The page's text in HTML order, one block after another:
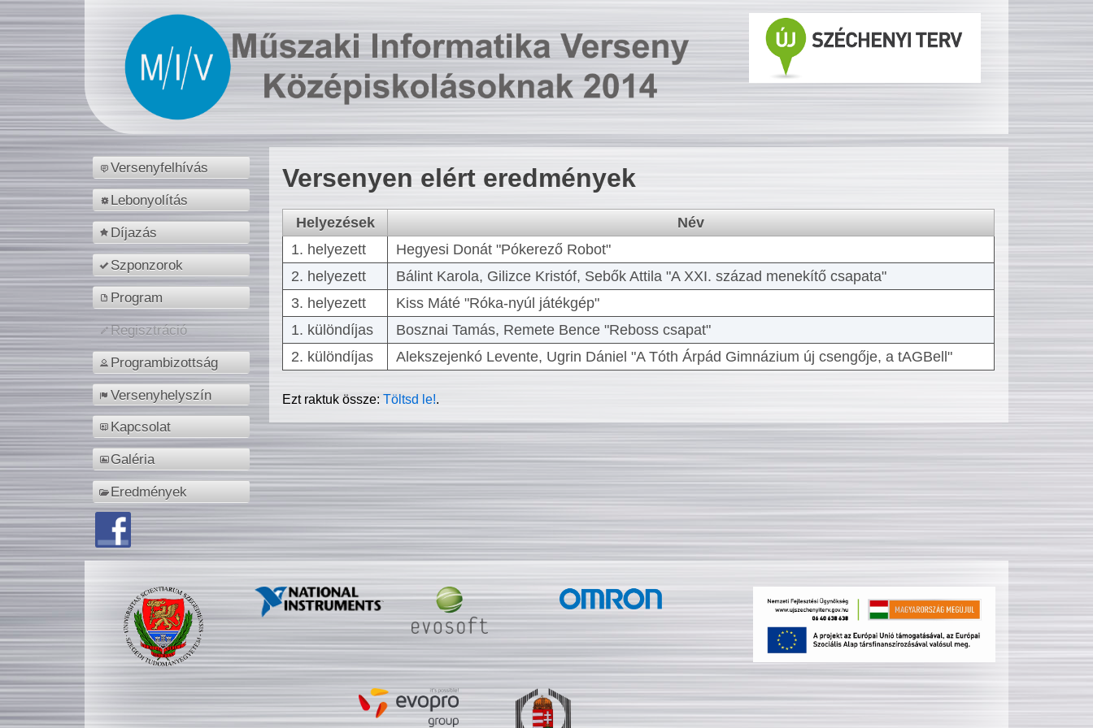
Versenyfelhívás
Lebonyolítás
Díjazás
Szponzorok
Program
Regisztráció
Programbizottság
Versenyhelyszín
Kapcsolat
Galéria
Eredmények
Versenyen elért eredmények
Helyezések
Név
1. helyezett
Hegyesi Donát "Pókerező Robot"
2. helyezett
Bálint Karola, Gilizce Kristóf, Sebők Attila "A XXI. század menekítő csapata"
3. helyezett
Kiss Máté "Róka-nyúl játékgép"
1. különdíjas
Bosznai Tamás, Remete Bence "Reboss csapat"
2. különdíjas
Alekszejenkó Levente, Ugrin Dániel "A Tóth Árpád Gimnázium új csengője, a tAGBell"
Ezt raktuk össze:Töltsd le!.